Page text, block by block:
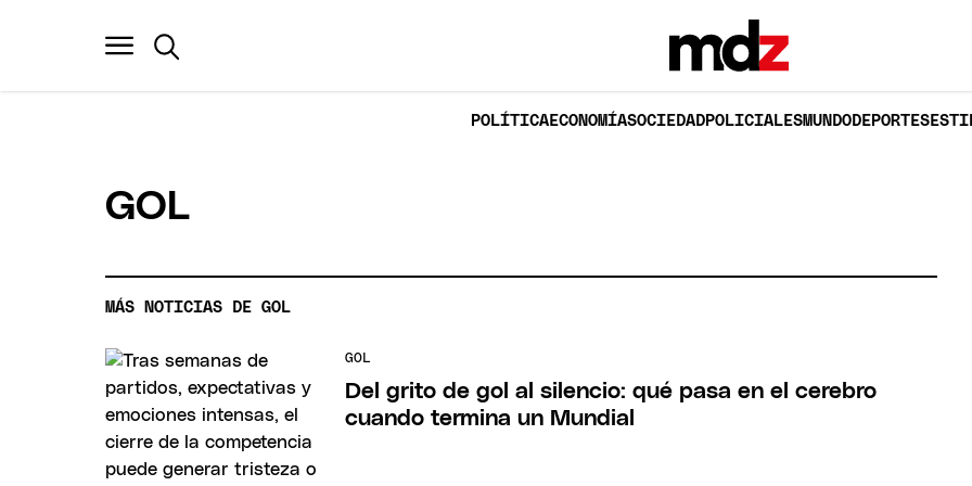
POLÍTICAECONOMÍASOCIEDADPOLICIALESMUNDODEPORTES
GOL
MÁS NOTICIAS DE GOL
GOL
Del grito de gol al silencio: qué pasa en el cerebro
cuando termina un Mundial